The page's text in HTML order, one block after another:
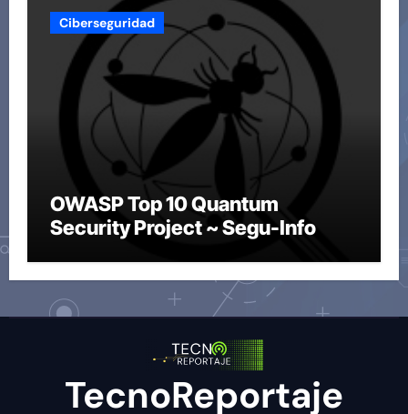
Ciberseguridad
OWASP Top 10 Quantum
Security Project ~ Segu-Info
TecnoReportaje